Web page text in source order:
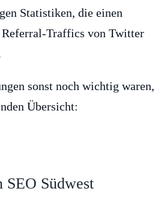
Statistiken, die einen
Referral-Traffics von Twitter
sonst noch wichtig waren,
Übersicht:
SEO Südwest